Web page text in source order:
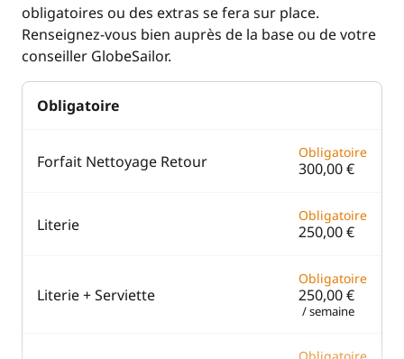
Loch - Speedo
Pilote automatique
Sondeur
VHF
Guide & cartes
Cuisinière
Dessalinisateur
Panneaux solaires
Plateforme de bain
obligatoires ou des extras se fera sur place.
Renseignez-vous bien auprès de la base ou de votre
conseiller GlobeSailor.
Obligatoire
Forfait Nettoyage Retour Obligatoire
300,00 €
Literie Obligatoire
250,00 €
Literie + Serviette
Obligatoire
250,00 €
/ semaine